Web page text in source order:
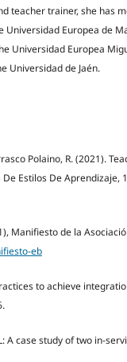
teacher trainer, she has
Universidad Europea de
Universidad Europea
Universidad de Jaén.
Polaino, R. (2021).
Estilos De Aprendizaje,
Manifiesto de la
eb
to achieve
A case study of two in-